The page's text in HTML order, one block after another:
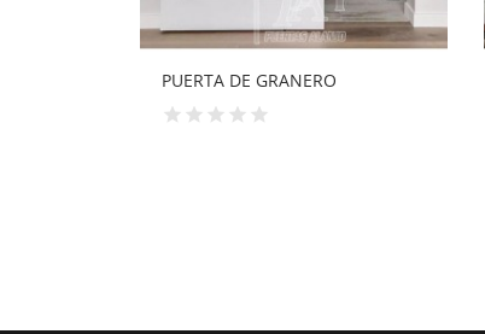
PUERTA ACORAZADA RUSTICA